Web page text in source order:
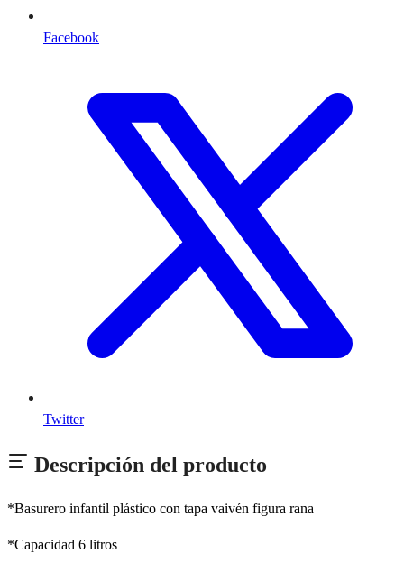
Facebook
Twitter
Descripción del producto
*Basurero infantil plástico con tapa vaivén figura rana
*Capacidad 6 litros